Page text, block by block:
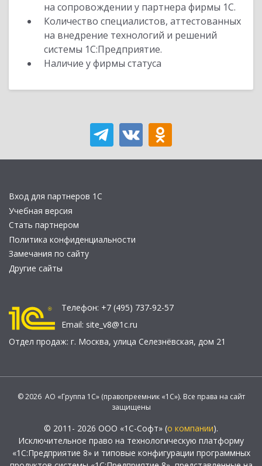
на сопровождении у партнера фирмы 1С.
Количество специалистов, аттестованных
на внедрение технологий и решений
системы 1С:Предприятие.
Наличие у фирмы статуса
Вход для партнеров 1С
Учебная версия
Стать партнером
Политика конфиденциальности
Замечания по сайту
Другие сайты
Телефон: +7 (495) 737-92-57
Email: site_v8@1c.ru
Отдел продаж: г. Москва, улица Селезнёвская, дом 21
© 2026 АО «Группа 1С» (правопреемник «1С»). Все права на сайт
защищены
© 2011- 2026 ООО «1С-Софт» (о компании).
Исключительное право на технологическую платформу
«1С:Предприятие 8» и типовые конфигурации программных